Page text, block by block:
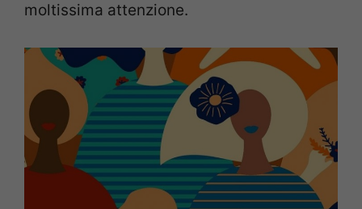
moltissima attenzione.